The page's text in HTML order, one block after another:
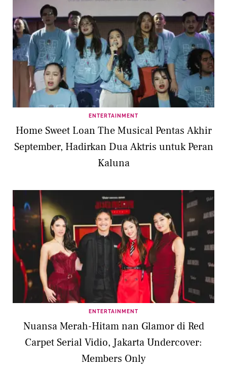
ENTERTAINMENT
Home Sweet Loan The Musical Pentas Akhir
September, Hadirkan Dua Aktris untuk Peran
Kaluna
ENTERTAINMENT
Nuansa Merah-Hitam nan Glamor di Red
Carpet Serial Vidio, Jakarta Undercover:
Members Only